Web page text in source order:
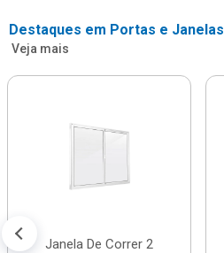
Destaques em Portas e Janelas
Veja mais
Janela De Correr 2